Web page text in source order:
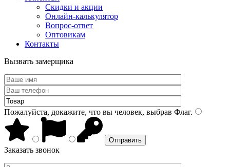
Скидки и акции
Онлайн-калькулятор
Вопрос-ответ
Оптовикам
Контакты
Вызвать замерщика
Пожалуйста, докажите, что вы человек, выбрав Флаг.
Заказать звонок